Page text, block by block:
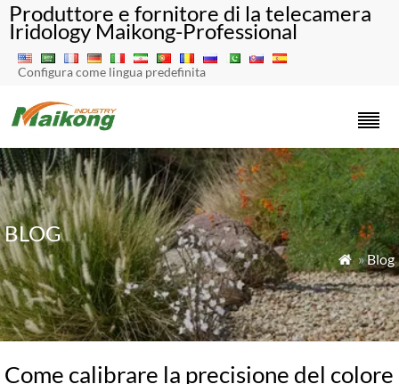
Produttore e fornitore di la telecamera
Iridology Maikong-Professional
Configura come lingua predefinita
BLOG
 »Blog
Come calibrare la precisione del colore